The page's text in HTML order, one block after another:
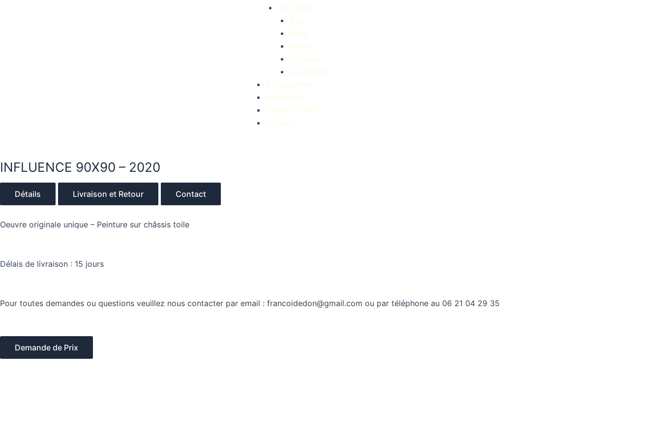
Les Séries
Azur
Rêve
Faune
Végétale
Les Scenes
Digigraphies
Inspiration
ESPACE D’ART
Contact
INFLUENCE 90X90 – 2020
Détails Livraison et Retour Contact
Oeuvre originale unique – Peinture sur châssis toile
Délais de livraison : 15 jours
Pour toutes demandes ou questions veuillez nous contacter par email : francoidedon@gmail.com ou par téléphone au 06 21 04 29 35
Demande de Prix